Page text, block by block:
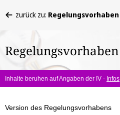
befinden
hier:
zurück zu: Regelungsvorhaben
Regelungsvorhaben
Inhalte beruhen auf Angaben der IV - Infos
Version des Regelungsvorhabens